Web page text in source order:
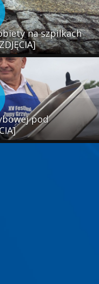
na szpilkach
pod